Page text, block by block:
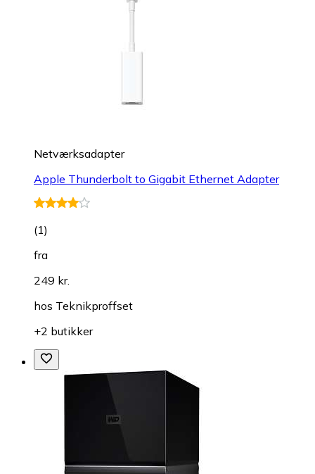
Netværksadapter
Apple Thunderbolt to Gigabit Ethernet Adapter
(1)
fra
249 kr.
hos Teknikproffset
+2 butikker